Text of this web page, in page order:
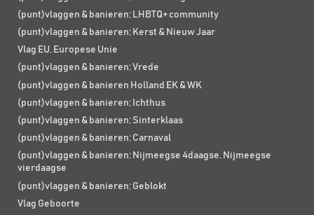
(punt)vlaggen & banieren; LHBTQ+ community
(punt)vlaggen & banieren; Kerst & Nieuw Jaar
Vlag EU, Europese Unie
(punt)vlaggen & banieren; Vrede
(punt)vlaggen & banieren Holland EK & WK
(punt)vlaggen & banieren; Ichthus
(punt)vlaggen & banieren; Sinterklaas
(punt)vlaggen & banieren; Carnaval
(punt)vlaggen & banieren; Nijmeegse 4daagse, Nijmeegse
vierdaagse
(punt)vlaggen & banieren; Geblokt
Vlag Geboorte